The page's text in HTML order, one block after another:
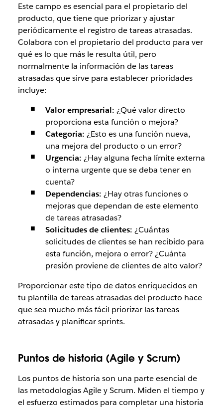
Este campo es esencial para el propietario del
producto, que tiene que priorizar y ajustar
periódicamente el registro de tareas atrasadas.
Colabora con el propietario del producto para ver
qué es lo que más le resulta útil, pero
normalmente la información de las tareas
atrasadas que sirve para establecer prioridades
incluye:
Valor empresarial: ¿Qué valor directo
proporciona esta función o mejora?
Categoría: ¿Esto es una función nueva,
una mejora del producto o un error?
Urgencia: ¿Hay alguna fecha límite externa
o interna urgente que se deba tener en
cuenta?
Dependencias: ¿Hay otras funciones o
mejoras que dependan de este elemento
de tareas atrasadas?
Solicitudes de clientes: ¿Cuántas
solicitudes de clientes se han recibido para
esta función, mejora o error? ¿Cuánta
presión proviene de clientes de alto valor?
Proporcionar este tipo de datos enriquecidos en
tu plantilla de tareas atrasadas del producto hace
que sea mucho más fácil priorizar las tareas
atrasadas y planificar sprints.
Puntos de historia (Agile y Scrum)
Los puntos de historia son una parte esencial de
las metodologías Agile y Scrum. Miden el tiempo y
el esfuerzo estimados para completar una historia